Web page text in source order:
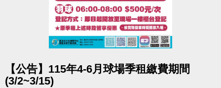
【公告】115年4-6月球場季租繳費期間
(3/2~3/15)